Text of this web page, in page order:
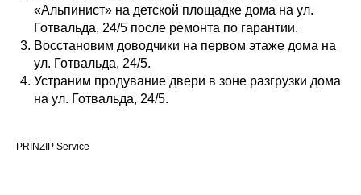
«Альпинист» на детской площадке дома на ул.
Готвальда, 24/5 после ремонта по гарантии.
Восстановим доводчики на первом этаже дома на
ул. Готвальда, 24/5.
Устраним продувание двери в зоне разгрузки дома
на ул. Готвальда, 24/5.
PRINZIP Service